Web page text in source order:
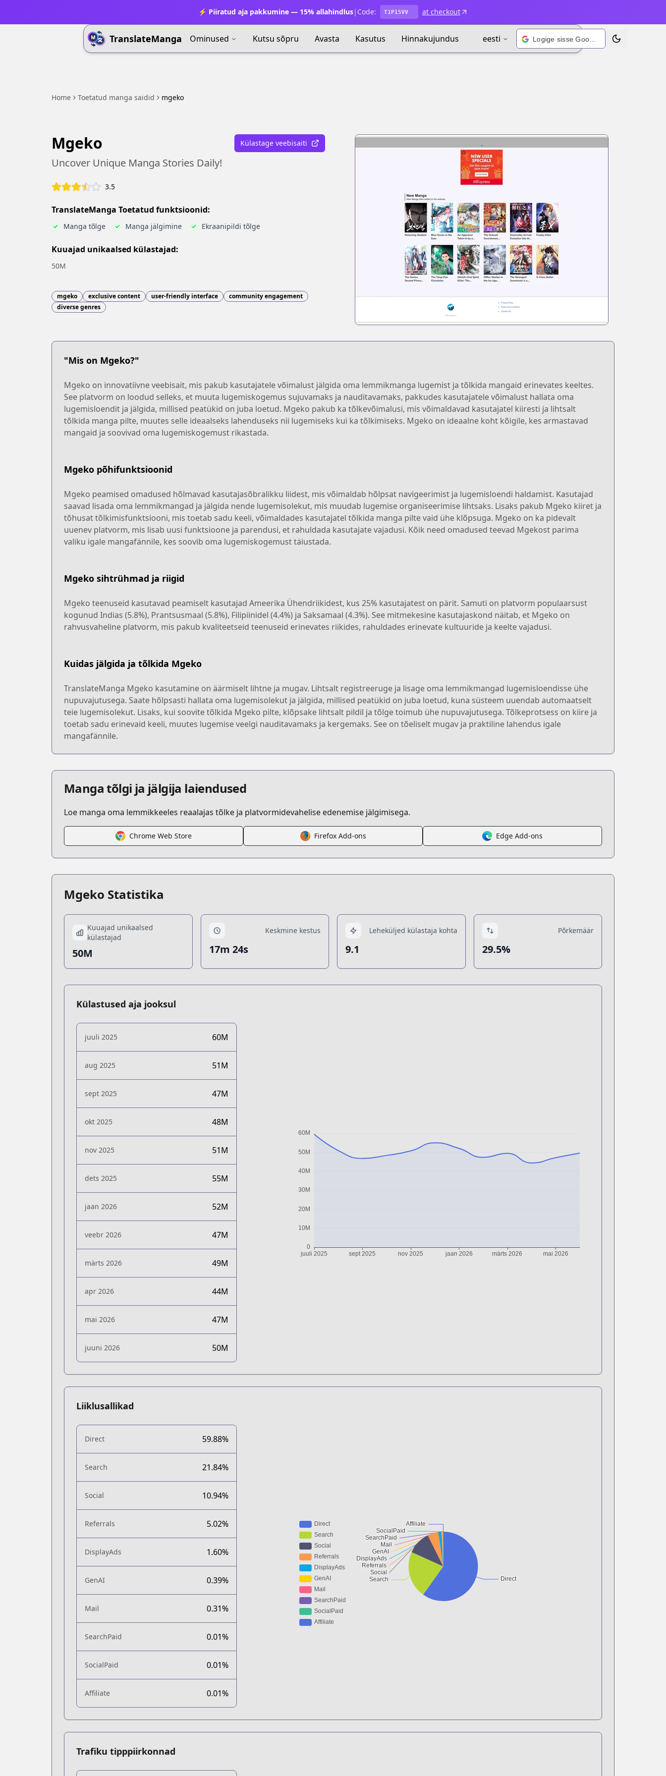
⚡ Piiratud aja pakkumine — 15% allahindlus| Code: T1P15VV at checkout
TranslateManga Ominused Kutsu sõpru Avasta Kasutus Hinnakujundus eesti Vaheta teema
Home Toetatud manga saidid mgeko
Mgeko Külastage veebisaiti
Uncover Unique Manga Stories Daily!
3.5
TranslateManga Toetatud funktsioonid:
Manga tõlge Manga jälgimine Ekraanipildi tõlge
Kuuajad unikaalsed külastajad:
50M
mgeko exclusive content user-friendly interface
community engagement
diverse genres
"Mis on Mgeko?"
Mgeko on innovatiivne veebisait, mis pakub kasutajatele võimalust jälgida oma lemmikmanga lugemist ja tõlkida mangaid erinevates keeltes.
See platvorm on loodud selleks, et muuta lugemiskogemus sujuvamaks ja nauditavamaks, pakkudes kasutajatele võimalust hallata oma
lugemisloendit ja jälgida, millised peatükid on juba loetud. Mgeko pakub ka tõlkevõimalusi, mis võimaldavad kasutajatel kiiresti ja lihtsalt
tõlkida manga pilte, muutes selle ideaalseks lahenduseks nii lugemiseks kui ka tõlkimiseks. Mgeko on ideaalne koht kõigile, kes armastavad
mangaid ja soovivad oma lugemiskogemust rikastada.
Mgeko põhifunktsioonid
Mgeko peamised omadused hõlmavad kasutajasõbralikku liidest, mis võimaldab hõlpsat navigeerimist ja lugemisloendi haldamist. Kasutajad
saavad lisada oma lemmikmangad ja jälgida nende lugemisolekut, mis muudab lugemise organiseerimise lihtsaks. Lisaks pakub Mgeko kiiret ja
tõhusat tõlkimisfunktsiooni, mis toetab sadu keeli, võimaldades kasutajatel tõlkida manga pilte vaid ühe klõpsuga. Mgeko on ka pidevalt
uuenev platvorm, mis lisab uusi funktsioone ja parendusi, et rahuldada kasutajate vajadusi. Kõik need omadused teevad Mgekost parima
valiku igale mangafännile, kes soovib oma lugemiskogemust täiustada.
Mgeko sihtrühmad ja riigid
Mgeko teenuseid kasutavad peamiselt kasutajad Ameerika Ühendriikidest, kus 25% kasutajatest on pärit. Samuti on platvorm populaarsust
kogunud Indias (5.8%), Prantsusmaal (5.8%), Filipiinidel (4.4%) ja Saksamaal (4.3%). See mitmekesine kasutajaskond näitab, et Mgeko on
rahvusvaheline platvorm, mis pakub kvaliteetseid teenuseid erinevates riikides, rahuldades erinevate kultuuride ja keelte vajadusi.
Kuidas jälgida ja tõlkida Mgeko
TranslateManga Mgeko kasutamine on äärmiselt lihtne ja mugav. Lihtsalt registreeruge ja lisage oma lemmikmangad lugemisloendisse ühe
nupuvajutusega. Saate hõlpsasti hallata oma lugemisolekut ja jälgida, millised peatükid on juba loetud, kuna süsteem uuendab automaatselt
teie lugemisolekut. Lisaks, kui soovite tõlkida Mgeko pilte, klõpsake lihtsalt pildil ja tõlge toimub ühe nupuvajutusega. Tõlkeprotsess on kiire ja
toetab sadu erinevaid keeli, muutes lugemise veelgi nauditavamaks ja kergemaks. See on tõeliselt mugav ja praktiline lahendus igale
mangafännile.
Manga tõlgi ja jälgija laiendused
Loe manga oma lemmikkeeles reaalajas tõlke ja platvormidevahelise edenemise jälgimisega.
Chrome Web Store Firefox Add-ons Edge Add-ons
Mgeko Statistika
Kuuajad unikaalsed
külastajad
50M
Keskmine kestus
17m 24s
Leheküljed külastaja kohta
9.1
Põrkemäär
29.5%
Külastused aja jooksul
juuli 2025 60M
aug 2025 51M
sept 2025 47M
okt 2025 48M
nov 2025 51M
dets 2025 55M
jaan 2026 52M
veebr 2026 47M
märts 2026 49M
apr 2026 44M
mai 2026 47M
juuni 2026 50M
Liiklusallikad
Direct 59.88%
Search 21.84%
Social 10.94%
Referrals 5.02%
DisplayAds 1.60%
GenAI 0.39%
Mail 0.31%
SearchPaid 0.01%
SocialPaid 0.01%
Affiliate 0.01%
Trafiku tipppiirkonnad